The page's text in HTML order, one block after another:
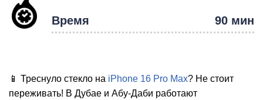
Время 90 мин
📱 Треснуло стекло на iPhone 16 Pro Max? Не стоит
переживать! В Дубае и Абу-Даби работают